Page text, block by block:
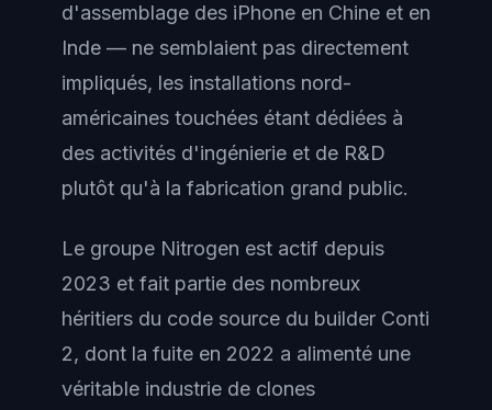
d'assemblage des iPhone en Chine et en
Inde — ne semblaient pas directement
impliqués, les installations nord-
américaines touchées étant dédiées à
des activités d'ingénierie et de R&D
plutôt qu'à la fabrication grand public.
Le groupe Nitrogen est actif depuis
2023 et fait partie des nombreux
héritiers du code source du builder Conti
2, dont la fuite en 2022 a alimenté une
véritable industrie de clones